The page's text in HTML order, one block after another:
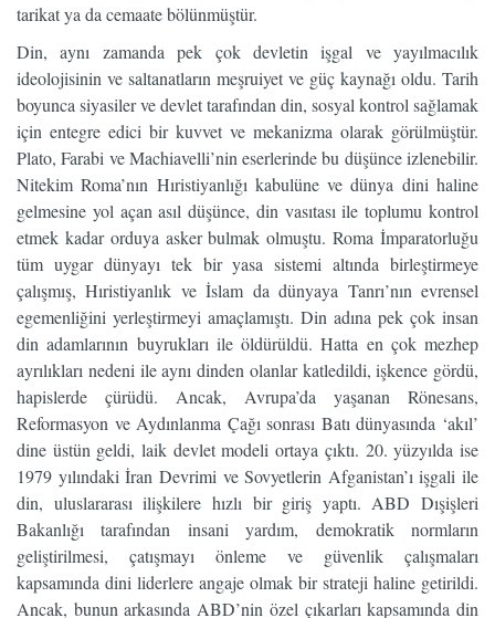
tarikat ya da cemaate bölünmüştür.
Din, aynı zamanda pek çok devletin işgal ve yayılmacılık
ideolojisinin ve saltanatların meşruiyet ve güç kaynağı oldu. Tarih
boyunca siyasiler ve devlet tarafından din, sosyal kontrol sağlamak
için entegre edici bir kuvvet ve mekanizma olarak görülmüştür.
Plato, Farabi ve Machiavelli’nin eserlerinde bu düşünce izlenebilir.
Nitekim Roma’nın Hıristiyanlığı kabulüne ve dünya dini haline
gelmesine yol açan asıl düşünce, din vasıtası ile toplumu kontrol
etmek kadar orduya asker bulmak olmuştu. Roma İmparatorluğu
tüm uygar dünyayı tek bir yasa sistemi altında birleştirmeye
çalışmış, Hıristiyanlık ve İslam da dünyaya Tanrı’nın evrensel
egemenliğini yerleştirmeyi amaçlamıştı. Din adına pek çok insan
din adamlarının buyrukları ile öldürüldü. Hatta en çok mezhep
ayrılıkları nedeni ile aynı dinden olanlar katledildi, işkence gördü,
hapislerde çürüdü. Ancak, Avrupa’da yaşanan Rönesans,
Reformasyon ve Aydınlanma Çağı sonrası Batı dünyasında ‘akıl’
dine üstün geldi, laik devlet modeli ortaya çıktı. 20. yüzyılda ise
1979 yılındaki İran Devrimi ve Sovyetlerin Afganistan’ı işgali ile
din, uluslararası ilişkilere hızlı bir giriş yaptı. ABD Dışişleri
Bakanlığı tarafından insani yardım, demokratik normların
geliştirilmesi, çatışmayı önleme ve güvenlik çalışmaları
kapsamında dini liderlere angaje olmak bir strateji haline getirildi.
Ancak, bunun arkasında ABD’nin özel çıkarları kapsamında din